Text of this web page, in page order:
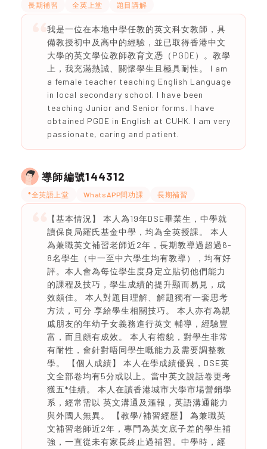
長期補習 全英上堂 題目講解
我是一位在本地中學任教的英文科女教師，具
備教授初中及高中的經驗，並已取得香港中文
大學的英文學位教師教育文憑（PGDE）。教學
上，我充滿熱誠、關懷學生且極具耐性。 I am
a female teacher teaching English Language
in local secondary school. I have been
teaching Junior and Senior forms. I have
obtained PGDE in English at CUHK. I am very
passionate, caring and patient.
導師編號144312
*全英語上堂 WhatsAPP問功課 長期補習
【基本情況】 本人為19年DSE畢業生，中學就
讀保良局羅氏基金中學，均為全英授課。 本人
為兼職英文補習老師近2年，長期教導過超過6-
8名學生（中一至中六學生均有教導），均有好
評。本人會為每位學生度身定立貼切他們能力
的課程及技巧，學生成績的提升顯而易見，成
效頗佳。 本人對題目理解、解題獨有一套思考
方法，可分 享給學生相關技巧。 本人亦有為親
戚朋友的年幼子女義務進行英文 輔導，經驗豐
富，而且頗有成效。 本人有禮貌，對學生非常
有耐性，會針對唔同學生嘅能力及需要調整教
學。 【個人成績】 本人在學成績優異，DSE英
文全部卷均有5分或以上。當中英文說話卷更考
獲五*佳績。 本人在讀香港城市大學市場營銷學
系，經常需以 英文溝通及滙報，英語溝通能力
與外國人無異。 【教學/補習經歷】 為兼職英
文補習老師近2年，專門為英文底子差的學生補
強，一直從未有家長終止過補習。中學時，經